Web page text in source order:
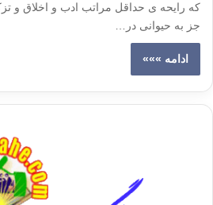
که رایحه ی حداقل مراتب ادب و اخلاق و
جز به حیوانی در…
ادامه »»»